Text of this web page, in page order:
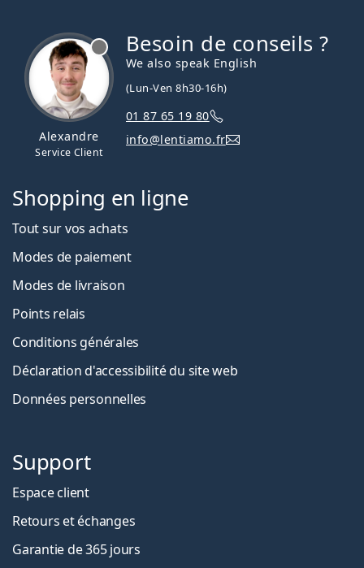
Alexandre
Service Client
Besoin de conseils ?
We also speak English
(Lun-Ven 8h30-16h)
01 87 65 19 80
info@lentiamo.fr
Shopping en ligne
Tout sur vos achats
Modes de paiement
Modes de livraison
Points relais
Conditions générales
Déclaration d'accessibilité du site web
Données personnelles
Support
Espace client
Retours et échanges
Garantie de 365 jours